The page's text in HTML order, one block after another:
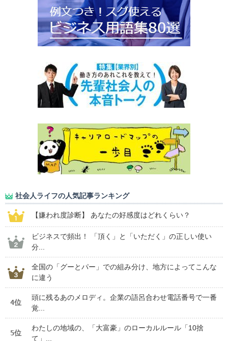
社会人ライフの人気記事ランキング
【嫌われ度診断】 あなたの好感度はどれくらい？
ビジネスで頻出！ 「頂く」と「いただく」の正しい使い
分...
全国の「グーとパー」での組み分け、地方によってこんな
に違う
4位
頭に残るあのメロディ。企業の語呂合わせ電話番号で一番
覚...
5位
わたしの地域の、「大富豪」のローカルルール「10捨
て」...